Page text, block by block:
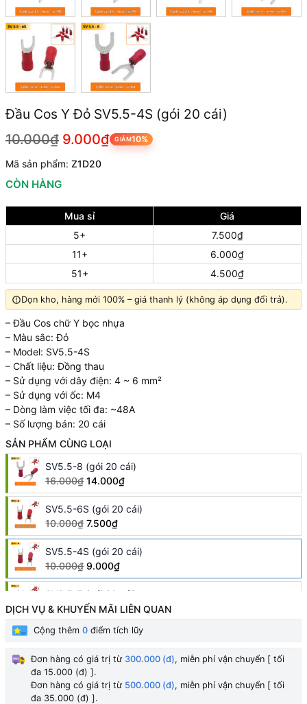
Đầu Cos Y Đỏ SV5.5-4S (gói 20 cái)
10.000₫ 9.000₫ GIẢM10%
Mã sản phẩm: Z1D20
CÒN HÀNG
Mua sỉ
Giá
5+
7.500₫
11+
6.000₫
51+
4.500₫
Dọn kho, hàng mới 100% – giá thanh lý (không áp dụng đổi trả).
– Đầu Cos chữ Y bọc nhựa
– Màu sắc: Đỏ
– Model: SV5.5-4S
– Chất liệu: Đồng thau
– Sử dụng với dây điện: 4 ~ 6 mm²
– Sử dụng với ốc: M4
– Dòng làm việc tối đa: ~48A
– Số lượng bán: 20 cái
SẢN PHẨM CÙNG LOẠI
SV5.5-8 (gói 20 cái)
16.000₫ 14.000₫
SV5.5-6S (gói 20 cái)
10.000₫ 7.500₫
SV5.5-4S (gói 20 cái)
10.000₫ 9.000₫
SV3.5-5 (gói 20 cái)
10.000₫ 9.000₫
SV1.25-4S (gói 50 cái)
SV5.5-5 (gói 20 cái)
10.000₫ 8.000₫
DỊCH VỤ & KHUYẾN MÃI LIÊN QUAN
Cộng thêm 0 điểm tích lũy
Đơn hàng có giá trị từ 300.000 (đ), miễn phí vận chuyển [ tối
đa 15.000 (đ) ].
Đơn hàng có giá trị từ 500.000 (đ), miễn phí vận chuyển [ tối
đa 35.000 (đ) ].